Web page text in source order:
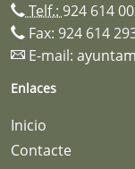
Telf.: 924 614
Fax: 924 614
E-mail:
Enlaces
Inicio
Contacte